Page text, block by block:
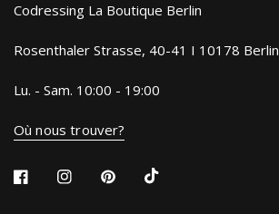
Codressing La Boutique Berlin
Rosenthaler Strasse, 40-41 I 10178 Berlin
Lu. - Sam. 10:00 - 19:00
Où nous trouver?